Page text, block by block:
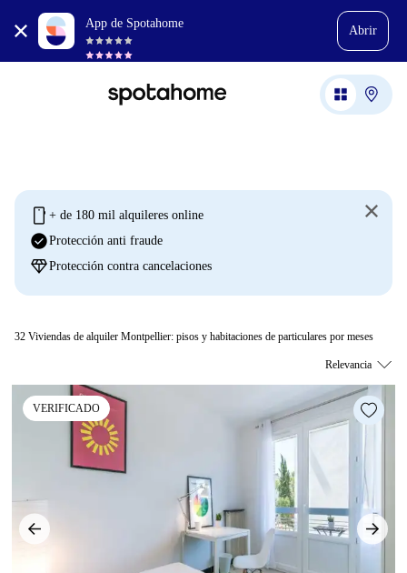
App de Spotahome
Abrir
mobile + de 180 mil alquileres online
check_circleProtección anti fraude
diamondProtección contra cancelaciones
32 Viviendas de alquiler Montpellier: pisos y habitaciones de particulares por meses
VERIFICADO